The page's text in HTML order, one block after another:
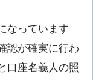
なっています
認が確実に行わ
口座名義人の照